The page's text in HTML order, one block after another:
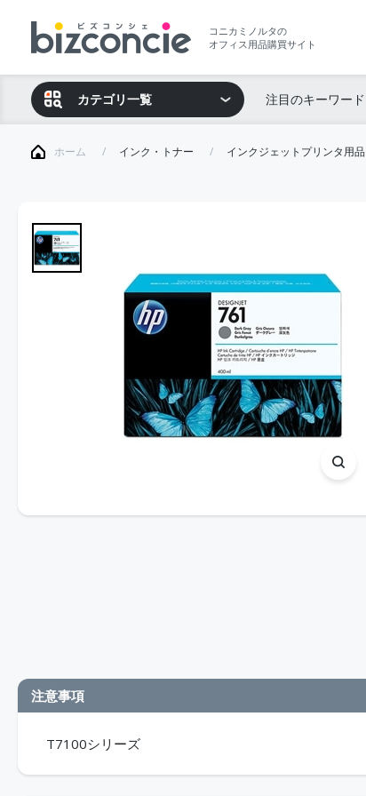
コニカミノルタの
オフィス用品購買サイト
カテゴリ一覧 注目のキーワード
ホーム インク・トナー インクジェットプリンタ用品
注意事項
T7100シリーズ